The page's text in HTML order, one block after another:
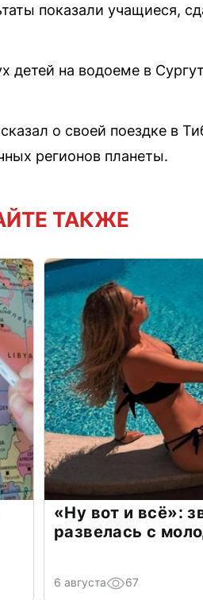
показали учащиеся,
детей на водоеме в
о своей поездке в
регионов планеты.
ТАКЖЕ
«Ну вот и всё»:
развелась с
6 августа 67